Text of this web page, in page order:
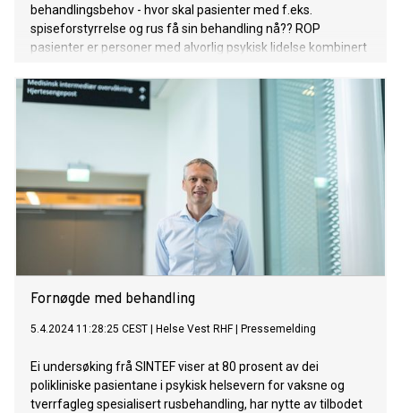
behandlingsbehov - hvor skal pasienter med f.eks.
spiseforstyrrelse og rus få sin behandling nå?? ROP
pasienter er personer med alvorlig psykisk lidelse kombinert
55 til skarve 39 plasser for hele regionen i anbudet – er det
virkelig en ønsket utvikling?
Fornøgde med behandling
5.4.2024 11:28:25 CEST Helse Vest RHF| Pressemelding
Ei undersøking frå SINTEF viser at 80 prosent av dei
polikliniske pasientane i psykisk helsevern for vaksne og
tverrfagleg spesialisert rusbehandling, har nytte av tilbodet